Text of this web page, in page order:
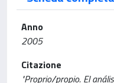
Anno
2005
Citazione
"Proprio/propio. El